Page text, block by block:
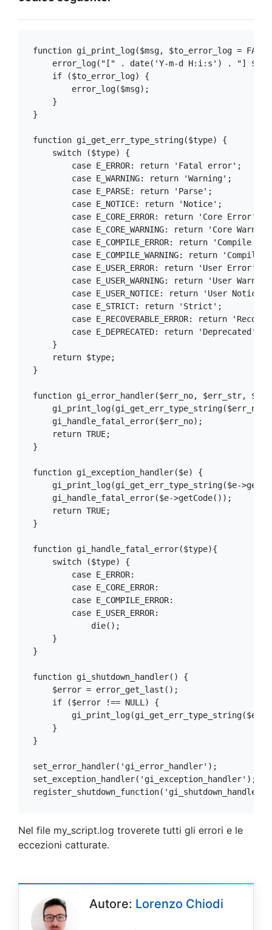
function gi_print_log($msg, $to_error_log =
error_log("[" . date('Y-m-d H:i:s') . "]
    if ($to_error_log) {
        error_log($msg);
    }
}
function gi_get_err_type_string($type) {
    switch ($type) {
        case E_ERROR: return 'Fatal error';
        case E_WARNING: return 'Warning';
        case E_PARSE: return 'Parse';
        case E_NOTICE: return 'Notice';
        case E_CORE_ERROR: return 'Core Error';
case E_CORE_WARNING: return 'Core
case E_COMPILE_ERROR: return 'Compile
case E_COMPILE_WARNING: return 'Compile
        case E_USER_ERROR: return 'User Error';
case E_USER_WARNING: return 'User
        case E_USER_NOTICE: return 'User Notice';
        case E_STRICT: return 'Strict';
case E_RECOVERABLE_ERROR: return
        case E_DEPRECATED: return 'Deprecated';
    }
    return $type;
}
function gi_error_handler($err_no, $err_str,
    gi_handle_fatal_error($err_no);
    return TRUE;
}
function gi_exception_handler($e) {
gi_print_log(gi_get_err_type_string($e-
    gi_handle_fatal_error($e->getCode());
    return TRUE;
}
function gi_handle_fatal_error($type){
    switch ($type) {
        case E_ERROR:
        case E_CORE_ERROR:
        case E_COMPILE_ERROR:
        case E_USER_ERROR:
            die();
    }
}
function gi_shutdown_handler() {
    $error = error_get_last();
    if ($error !== NULL) {
    }
}
set_error_handler('gi_error_handler');
set_exception_handler('gi_exception_handler');
Nel file my_script.log troverete tutti gli errori e le
eccezioni catturate.
Autore: Lorenzo Chiodi